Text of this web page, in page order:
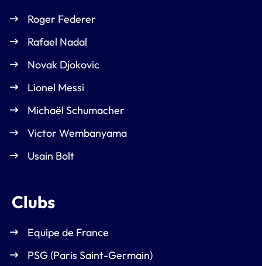
Roger Federer
Rafael Nadal
Novak Djokovic
Lionel Messi
Michaël Schumacher
Victor Wembanyama
Usain Bolt
Clubs
Equipe de France
PSG (Paris Saint-Germain)